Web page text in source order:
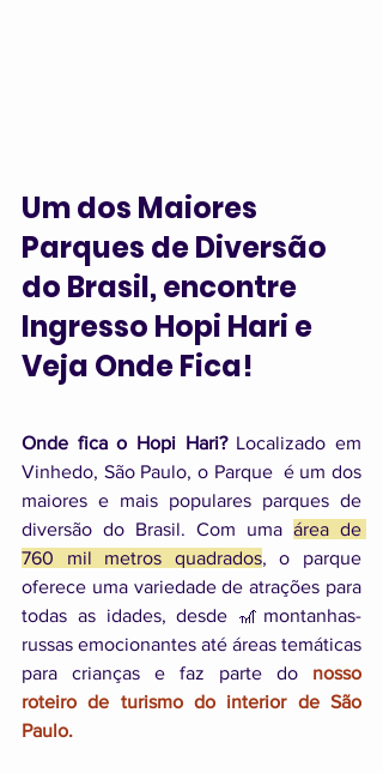
Um dos Maiores
Parques de Diversão
do Brasil, encontre
Ingresso Hopi Hari e
Veja Onde Fica!
Onde fica o Hopi Hari? Localizado em
Vinhedo, São Paulo, o Parque é um dos
maiores e mais populares parques de
diversão do Brasil. Com uma área de
760 mil metros quadrados, o parque
oferece uma variedade de atrações para
todas as idades, desde 🎢montanhas-
russas emocionantes até áreas temáticas
para crianças e faz parte do nosso
roteiro de turismo do interior de São
Paulo.